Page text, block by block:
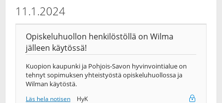
11.1.2024
Opiskeluhuollon henkilöstöllä on Wilma
jälleen käytössä!
Kuopion kaupunki ja Pohjois-Savon hyvinvointialue on
tehnyt sopimuksen yhteistyöstä opiskeluhuollossa ja
Wilman käytöstä.
Läs hela notisen HyK